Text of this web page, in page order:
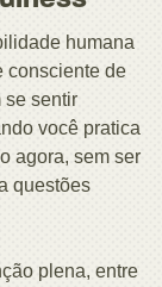
humana
consciente de
se sentir
você pratica
agora, sem ser
questões
plena, entre